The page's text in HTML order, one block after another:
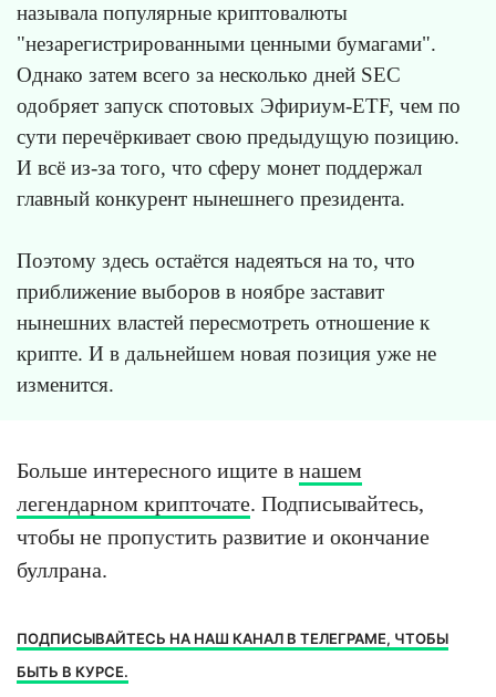
называла популярные криптовалюты
"незарегистрированными ценными бумагами".
Однако затем всего за несколько дней SEC
одобряет запуск спотовых Эфириум-ETF, чем по
сути перечёркивает свою предыдущую позицию.
И всё из-за того, что сферу монет поддержал
главный конкурент нынешнего президента.
Поэтому здесь остаётся надеяться на то, что
приближение выборов в ноябре заставит
нынешних властей пересмотреть отношение к
крипте. И в дальнейшем новая позиция уже не
изменится.
Больше интересного ищите в нашем
легендарном крипточате. Подписывайтесь,
чтобы не пропустить развитие и окончание
буллрана.
ПОДПИСЫВАЙТЕСЬ НА НАШ КАНАЛ В ТЕЛЕГРАМЕ, ЧТОБЫ
БЫТЬ В КУРСЕ.